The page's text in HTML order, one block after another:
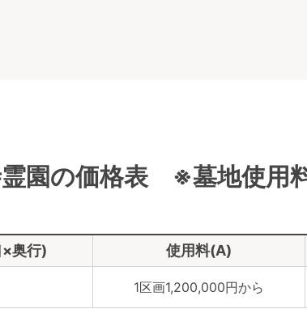
園の価格表 ※墓地使用
×奥行) 使用料(A)
1区画1,200,000円から